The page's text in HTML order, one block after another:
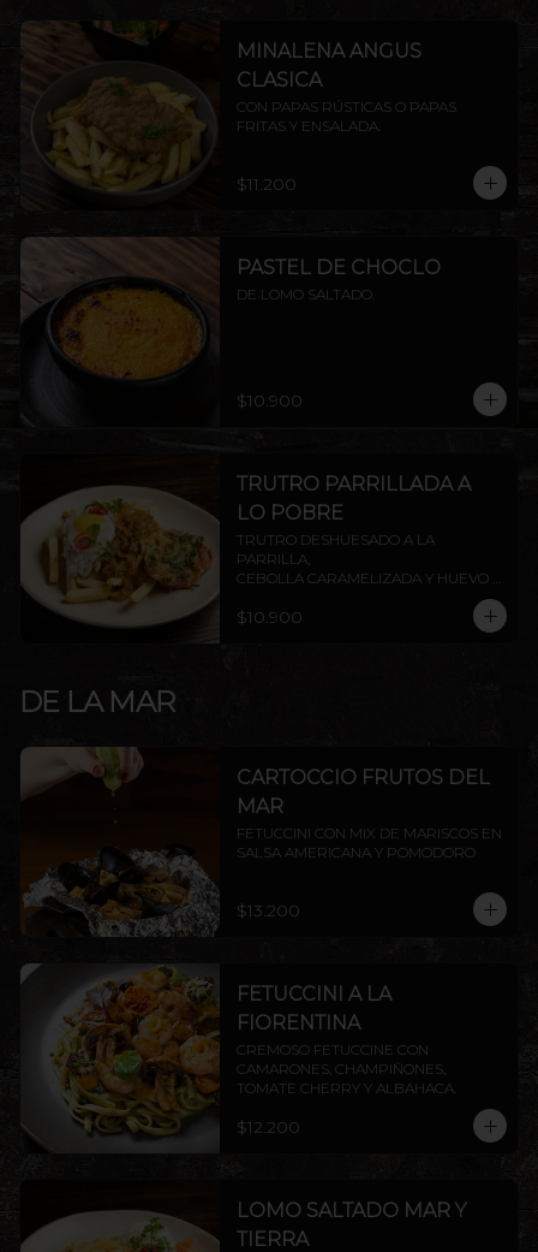
MINALENA ANGUS
CLASICA
CON PAPAS RÚSTICAS O PAPAS
FRITAS Y ENSALADA.
$11.200
PASTEL DE CHOCLO
DE LOMO SALTADO.
$10.900
TRUTRO PARRILLADA A
LO POBRE
TRUTRO DESHUESADO A LA
PARRILLA,
CEBOLLA CARAMELIZADA Y HUEVO
$10.900
DE LA MAR
CARTOCCIO FRUTOS DEL
MAR
FETUCCINI CON MIX DE MARISCOS EN
SALSA AMERICANA Y POMODORO
$13.200
FETUCCINI A LA
FIORENTINA
CREMOSO FETUCCINE CON
CAMARONES, CHAMPIÑONES,
TOMATE CHERRY Y ALBAHACA.
$12.200
LOMO SALTADO MAR Y
TIERRA